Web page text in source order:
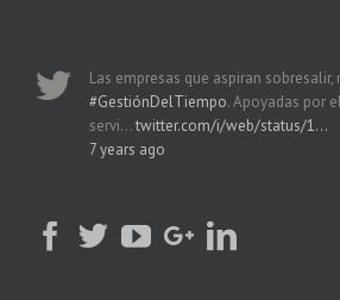
Las empresas que aspiran
#GestiónDelTiempo. Apoyadas por
servi…twitter.com/i/web/status/1…
7 years ago